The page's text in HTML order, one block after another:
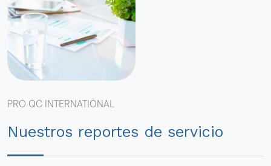
PRO QC INTERNATIONAL
Nuestros reportes de servicio